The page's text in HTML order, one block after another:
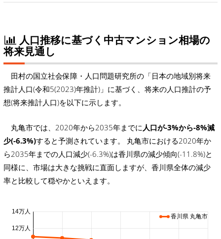
人口推移に基づく中古マンション相場の
将来見通し
田村の国立社会保障・人口問題研究所の「日本の地域別将来
推計人口(令和5(2023)年推計)」に基づく、将来の人口推計の予
想(将来推計人口)を以下に示します。
丸亀市では、2020年から2035年までに 人口が-3%から-8%減
少(-6.3%)すると予測されています。 丸亀市における2020年か
ら2035年までの人口減少(-6.3%)は香川県の減少傾向(-11.8%)と
同様に、市場は大きな挑戦に直面しますが、香川県全体の減少
率と比較して穏やかといえます。
12万人
14万人
香川県 丸亀市